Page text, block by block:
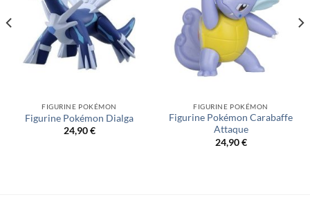
FIGURINE POKÉMON
Figurine Pokémon Dialga
24,90€
FIGURINE POKÉMON
Figurine Pokémon Carabaffe
Attaque
24,90€